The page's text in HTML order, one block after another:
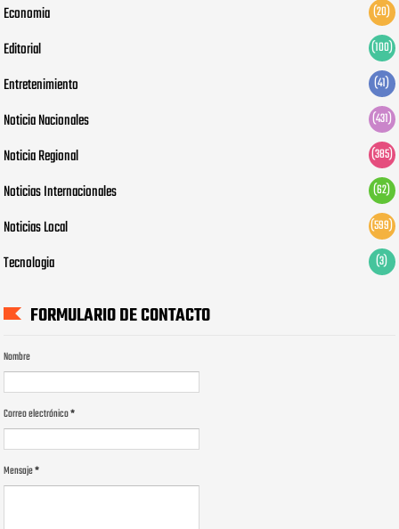
Economia (20)
Editorial (100)
Entretenimiento (41)
Noticia Nacionales (431)
Noticia Regional (385)
Noticias Internacionales (62)
Noticias Local (599)
Tecnologia (3)
FORMULARIO DE CONTACTO
Nombre
Correo electrónico*
Mensaje*